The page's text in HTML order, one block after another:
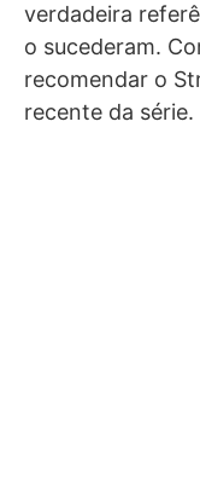
verdadeira
o sucederam.
recomendar o
recente da série.